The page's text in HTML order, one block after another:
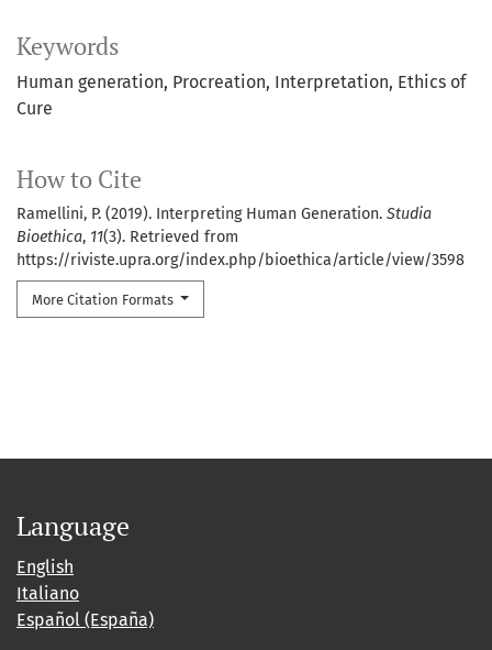
Keywords
Human generation Procreation Interpretation Ethics of
Cure
How to Cite
Ramellini, P. (2019). Interpreting Human Generation. Studia
Bioethica, 11(3). Retrieved from
https://riviste.upra.org/index.php/bioethica/article/view/3598
More Citation Formats
Language
English
Italiano
Español (España)